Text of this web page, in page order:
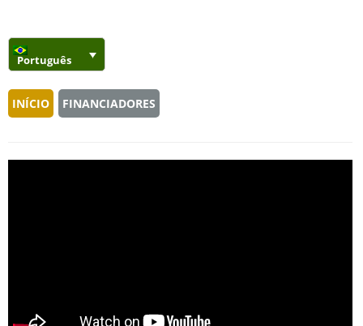
Português
INÍCIO FINANCIADORES